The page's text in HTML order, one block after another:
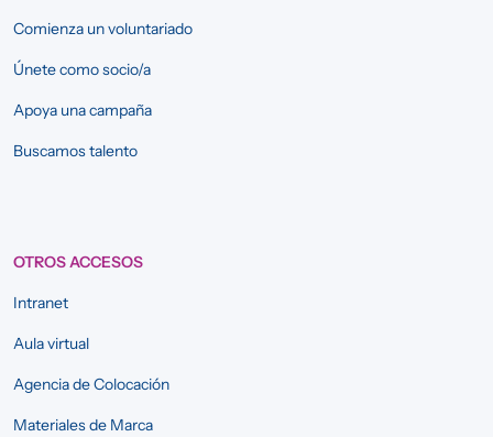
Comienza un voluntariado
Únete como socio/a
Apoya una campaña
Buscamos talento
OTROS ACCESOS
Intranet
Aula virtual
Agencia de Colocación
Materiales de Marca